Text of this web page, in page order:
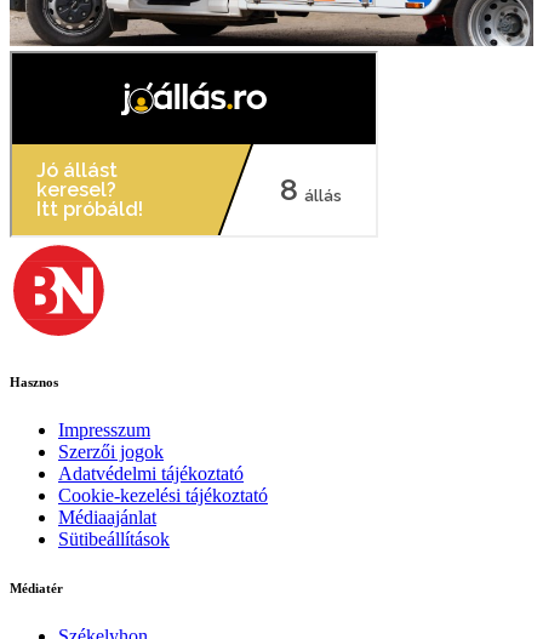
Hasznos
Impresszum
Szerzői jogok
Adatvédelmi tájékoztató
Cookie-kezelési tájékoztató
Médiaajánlat
Sütibeállítások
Médiatér